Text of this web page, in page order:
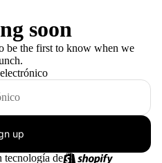
soon
be the first to know when we
up
tecnología de